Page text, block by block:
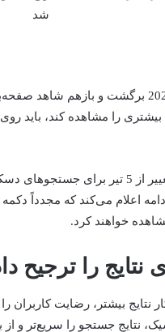
بیشتری را مشاهده کند، باید
سخنگوی گوگل درباره این تغییر می‌گوید:
اعلام می‌کند که مجدداً
خواهند کرد.
را ترجیح
نتایج بیشتر، رضایت
نتایج جستجو را سریع‌تر و از